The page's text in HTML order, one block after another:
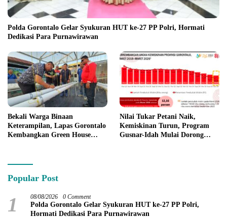
Polda Gorontalo Gelar Syukuran HUT ke-27 PP Polri, Hormati
Dedikasi Para Purnawirawan
Bekali Warga Binaan
Keterampilan, Lapas Gorontalo
Kembangkan Green House
Nilai Tukar Petani Naik,
Kemiskinan Turun, Program
Gusnar-Idah Mulai Dorong
Popular Post
1 08/08/2026 0 Comment
Polda Gorontalo Gelar Syukuran HUT ke-27 PP Polri,
Hormati Dedikasi Para Purnawirawan